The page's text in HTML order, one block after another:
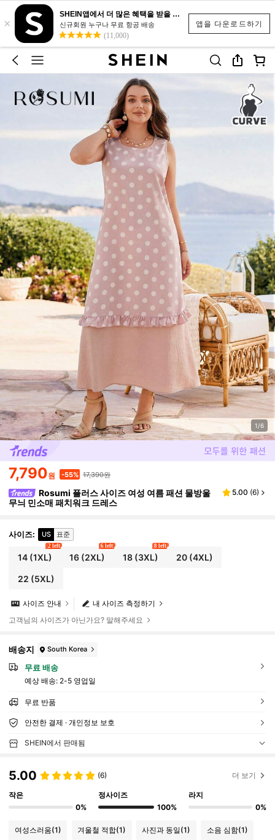
앱을 다운로드하기
×
SHEIN앱에서 더 많은 혜택을 받을 수 있어요.
신규회원 누구나 무료 항공 배송
(11,000)
1/6
7,790원 -55% 17,390원
Rosumi 플러스 사이즈 여성 여름 패션 물방울
무늬 민소매 패치워크 드레스
5.00 (6)
사이즈: US 표준
14(1XL)
2 left
16 (2XL)
6 left
18(3XL)
8 left
20(4XL)
22 (5XL)
내 사이즈 측정하기
사이즈 안내
고객님의 사이즈가 아닌가요? 말해주세요
배송지 South Korea
무료 배송
예상 배송: 2-5 영업일
무료 반품
안전한 결제 · 개인정보 보호
SHEIN에서 판매됨
5.00 (6) 더 보기
작은
0%
정사이즈
100%
라지
0%
여성스러움(1) 겨울철 적합(1) 사진과 동일(1) 소음 심함(1)